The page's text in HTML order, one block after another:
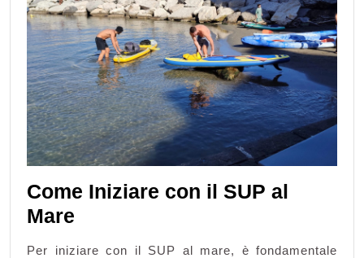
Come Iniziare con il SUP al
Mare
Per iniziare con il SUP al mare, è fondamentale